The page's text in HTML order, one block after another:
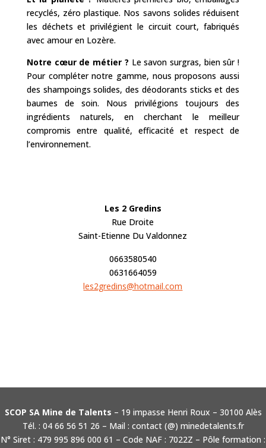
recyclés, zéro plastique. Nos savons solides réduisent
les déchets et privilégient le circuit court, fabriqués
avec amour en Lozère.
Notre cœur de métier ? Le savon surgras, bien sûr !
Pour compléter notre gamme, nous proposons aussi
des shampoings solides, des déodorants sticks et des
baumes de soin. Nous privilégions toujours des
ingrédients naturels, en cherchant le meilleur
compromis entre qualité, efficacité et respect de
l’environnement.
Les 2 Gredins
Rue Droite
Saint-Etienne Du Valdonnez
0663580540
0631664059
les2gredins@hotmail.com
SCOP SA Mine de Talents – 19 impasse Henri Roux – 30100 Alès
Tél. : 04 66 56 51 26 – Mail : contact (@) minedetalents.fr
N° Siret : 479 995 896 000 61 – Code NAF : 7022Z – Pôle formation :